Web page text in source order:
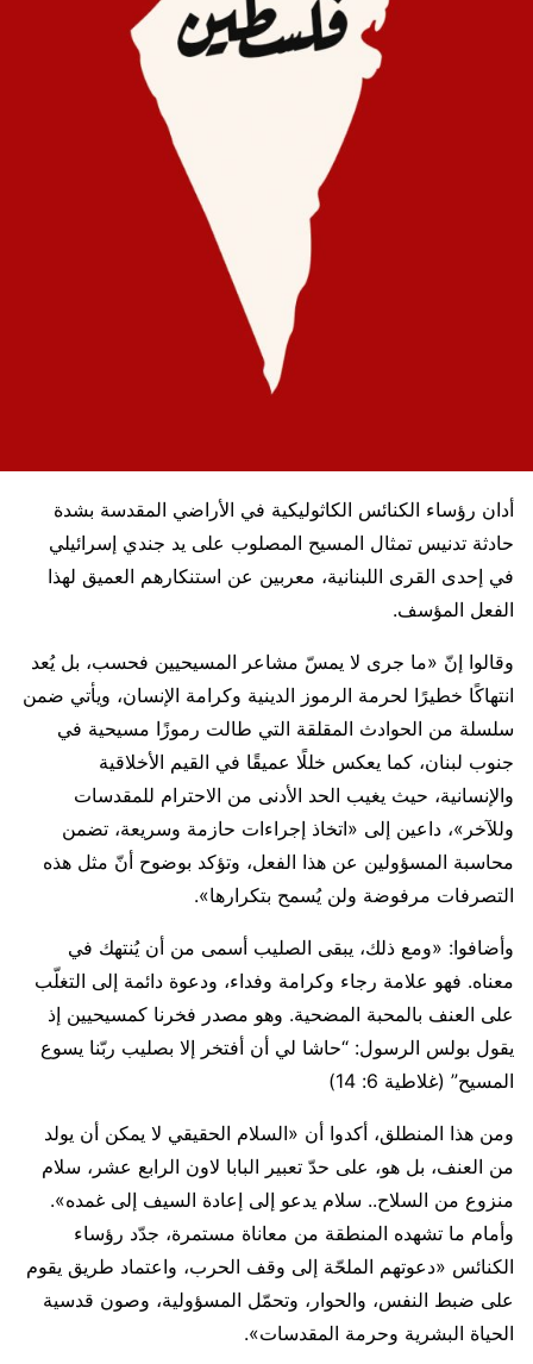
أدان رؤساء الكنائس الكاثوليكية في الأراضي المقدسة بشدة
حادثة تدنيس تمثال المسيح المصلوب على يد جندي إسرائيلي
في إحدى القرى اللبنانية، معربين عن استنكارهم العميق لهذا
الفعل المؤسف.
وقالوا إنّ «ما جرى لا يمسّ مشاعر المسيحيين فحسب، بل يُعد
انتهاكًا خطيرًا لحرمة الرموز الدينية وكرامة الإنسان، ويأتي ضمن
سلسلة من الحوادث المقلقة التي طالت رموزًا مسيحية في
جنوب لبنان، كما يعكس خللًا عميقًا في القيم الأخلاقية
والإنسانية، حيث يغيب الحد الأدنى من الاحترام للمقدسات
وللآخر»، داعين إلى «اتخاذ إجراءات حازمة وسريعة، تضمن
محاسبة المسؤولين عن هذا الفعل، وتؤكد بوضوح أنّ مثل هذه
التصرفات مرفوضة ولن يُسمح بتكرارها».
وأضافوا: «ومع ذلك، يبقى الصليب أسمى من أن يُنتهك في
معناه. فهو علامة رجاء وكرامة وفداء، ودعوة دائمة إلى التغلّب
على العنف بالمحبة المضحية. وهو مصدر فخرنا كمسيحيين إذ
يقول بولس الرسول: “حاشا لي أن أفتخر إلا بصليب ربّنا يسوع
المسيح” (غلاطية 6: 14)
ومن هذا المنطلق، أكدوا أن «السلام الحقيقي لا يمكن أن يولد
من العنف، بل هو، على حدّ تعبير البابا لاون الرابع عشر، سلام
منزوع من السلاح.. سلام يدعو إلى إعادة السيف إلى غمده».
وأمام ما تشهده المنطقة من معاناة مستمرة، جدّد رؤساء
الكنائس «دعوتهم الملحّة إلى وقف الحرب، واعتماد طريق يقوم
على ضبط النفس، والحوار، وتحمّل المسؤولية، وصون قدسية
الحياة البشرية وحرمة المقدسات».